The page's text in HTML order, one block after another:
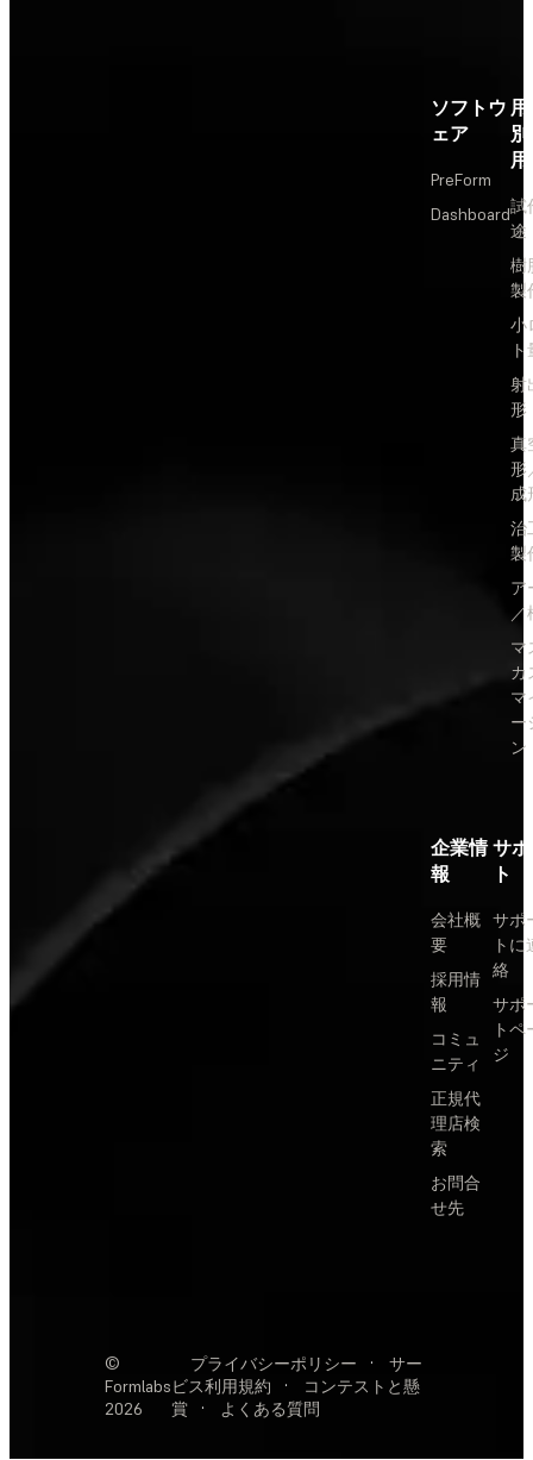
ソフトウ
ェア
PreForm
Dashboard試
途
樹
製
小
射
形
真
形
成
治
製
ア
／
マ
カ
マ
ー
ン
企業情
報
会社概
要
採用情
報
コミュ
ニティ
正規代
理店検
索
お問合
せ先
サ
ト
サポ
トに
絡
サポ
トペ
ジ
©
Formlabs
2026
プライバシーポリシー ·
サー
ビス利用規約
·
コンテストと懸
賞
· よくある質問